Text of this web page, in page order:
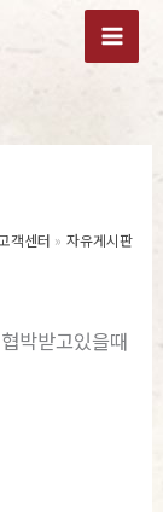
객센터 자유게시판
박받고있을때